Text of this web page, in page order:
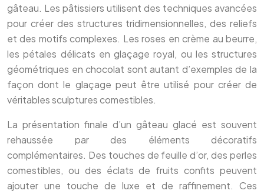
gâteau. Les pâtissiers utilisent des techniques avancées
pour créer des structures tridimensionnelles, des reliefs
et des motifs complexes. Les roses en crème au beurre,
les pétales délicats en glaçage royal, ou les structures
géométriques en chocolat sont autant d’exemples de la
façon dont le glaçage peut être utilisé pour créer de
véritables sculptures comestibles.
La présentation finale d’un gâteau glacé est souvent
rehaussée par des éléments décoratifs
complémentaires. Des touches de feuille d’or, des perles
comestibles, ou des éclats de fruits confits peuvent
ajouter une touche de luxe et de raffinement. Ces